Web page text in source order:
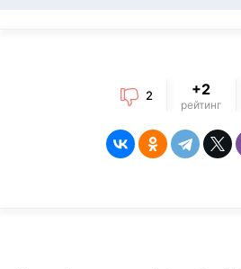
2 +2
рейтинг